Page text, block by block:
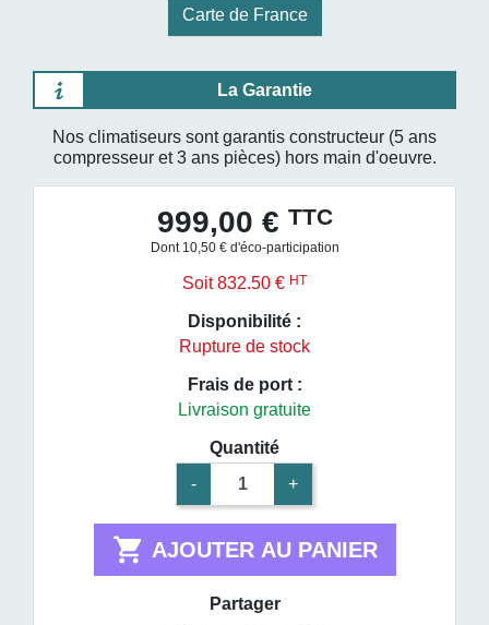
Carte de France
La Garantie
Nos climatiseurs sont garantis constructeur (5 ans
compresseur et 3 ans pièces) hors main d'oeuvre.
999,00 € TTC
Dont 10,50 € d'éco-participation
Soit 832.50 € HT
Disponibilité :
Rupture de stock
Frais de port :
Livraison gratuite
Quantité
-
+
 AJOUTER AU PANIER
Partager